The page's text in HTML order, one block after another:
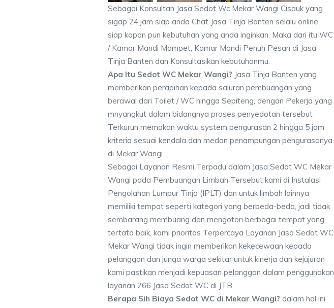
Sebagai Konsultan Jasa Sedot Wc Mekar Wangi Cisauk yang
sigap 24 jam siap anda Chat Jasa Tinja Banten selalu online
siap kapan pun kebutuhan yang anda inginkan. Maka dari itu WC
/ Kamar Mandi Mampet, Kamar Mandi Penuh Pesan di Jasa
Tinja Banten dan Konsultasikan kebutuhanmu.
Apa Itu Sedot WC Mekar Wangi? Jasa Tinja Banten yang
memberikan perapihan kepada saluran pembuangan yang
berawal dari Toilet / WC hingga Sepiteng, dengan Pekerja yang
mnyangkut dalam bidangnya proses penyedotan tersebut
Terkurun memakan waktu system pengurasan 2 hingga 5 jam
kriteria sesuai kendala dan medan penampungan pengurasanya
di Mekar Wangi.
Sebagai Layanan Resmi Terpadu dalam Jasa Sedot WC Mekar
Wangi pada Pembuangan Limbah Tersebut kami di Instalasi
Pengolahan Lumpur Tinja (IPLT) dan untuk limbah lainnya
memiliki tempat seperti kategori yang berbeda-beda, jadi tidak
sembarang membuang dan mengotori berbagai tempat yang
tertata baik, kami prioritas Terpercaya Layanan Jasa Sedot WC
Mekar Wangi tidak ingin memberikan kekecewaan kepada
pelanggan dan junga warga sekitar untuk kinerja dan kejujuran
kami pastikan menjadi kepuasan pelanggan dalam penggunakan
layanan 266 Jasa Sedot WC di JTB.
Berapa Sih Biaya Sedot WC di Mekar Wangi? dalam hal ini